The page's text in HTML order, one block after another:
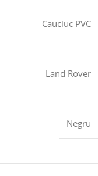
Cauciuc PVC
Land Rover
Negru